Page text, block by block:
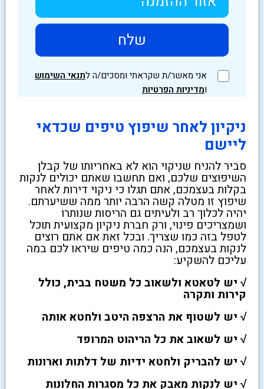
אני מאשר/ת שקראתי ומסכים/ה לתנאי השימוש
ומדיניות הפרטיות
ניקיון לאחר שיפוץ טיפים שכדאי
ליישם
סביר להניח שניקוי הוא לא באחריותו של קבלן
השיפוצים שלכם, ואם תחשבו שאתם יכולים לנקות
בקלות בעצמכם, אתם תגלו כי ניקוי דירות לאחר
שיפוץ זו מטלה קשה הרבה יותר ממה ששיערתם.
יהיה לכלוך רב ולעיתים גם הריסות שנותרו
ושמצריכים פינוי, ורק חברת ניקיון מקצועית תוכל
לטפל בזה כמו שצריך. ובכל זאת אם אתם רוצים
לנקות בעצמכם, הנה כמה טיפים שיראו לכם במה
עליכם להשקיע:
√ יש לטאטא ולשאוב כל משטח בבית, כולל
קירות ותקרה
√ יש לשטוף את הרצפה היטב ולחטא אותה
√ יש לשאוב את כל הריהוט המרופד
√ יש להבריק ולחטא ידיות של דלתות וארונות
√ יש לנקות מאבק את כל מסגרות החלונות